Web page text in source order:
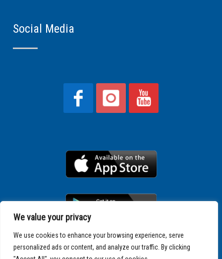
We value your privacy
We use cookies to enhance your browsing experience, serve
personalized ads or content, and analyze our traffic. By clicking
Social Media
Copyright © 2025 SPARTATHLON